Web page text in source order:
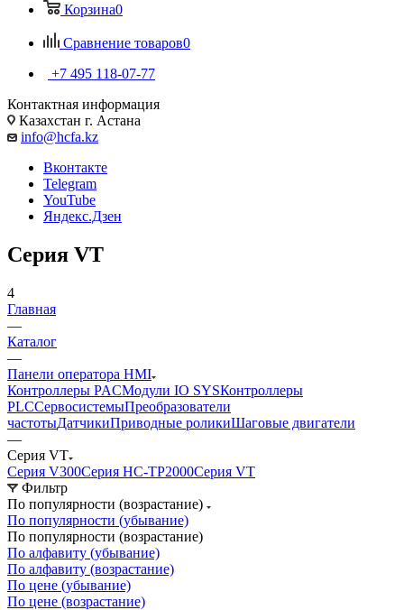
Корзина0
Сравнение товаров0
+7 495 118-07-77
Контактная информация
Казахстан г. Астана
info@hcfa.kz
Вконтакте
Telegram
YouTube
Яндекс.Дзен
Серия VT
4
Главная
—
Каталог
—
Панели оператора HMI
Контроллеры PACМодули IO SYSКонтроллеры
PLCСервосистемыПреобразователи
частотыДатчикиПриводные роликиШаговые двигатели
—
Серия VT
Серия V300Серия HC-TP2000Серия VT
Фильтр
По популярности (возрастание)
По популярности (убывание)
По популярности (возрастание)
По алфавиту (убывание)
По алфавиту (возрастание)
По цене (убывание)
По цене (возрастание)